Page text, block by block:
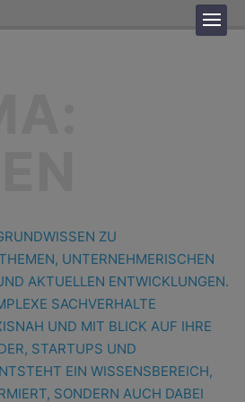
ZU
UNTERNEHMERISCHEN
AKTUELLEN ENTWICKLUNGEN.
SACHVERHALTE
UND MIT BLICK AUF IHRE
STARTUPS UND
EIN WISSENSBEREICH,
SONDERN AUCH DABEI